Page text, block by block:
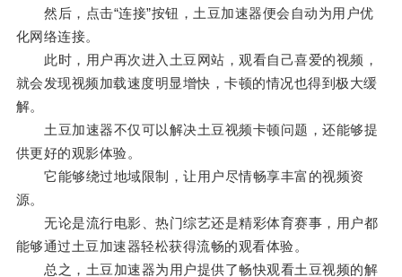
然后，点击“连接”按钮，土豆加速器便会自动为用户优
化网络连接。
此时，用户再次进入土豆网站，观看自己喜爱的视频，
就会发现视频加载速度明显增快，卡顿的情况也得到极大缓
解。
土豆加速器不仅可以解决土豆视频卡顿问题，还能够提
供更好的观影体验。
它能够绕过地域限制，让用户尽情畅享丰富的视频资
源。
无论是流行电影、热门综艺还是精彩体育赛事，用户都
能够通过土豆加速器轻松获得流畅的观看体验。
总之，土豆加速器为用户提供了畅快观看土豆视频的解